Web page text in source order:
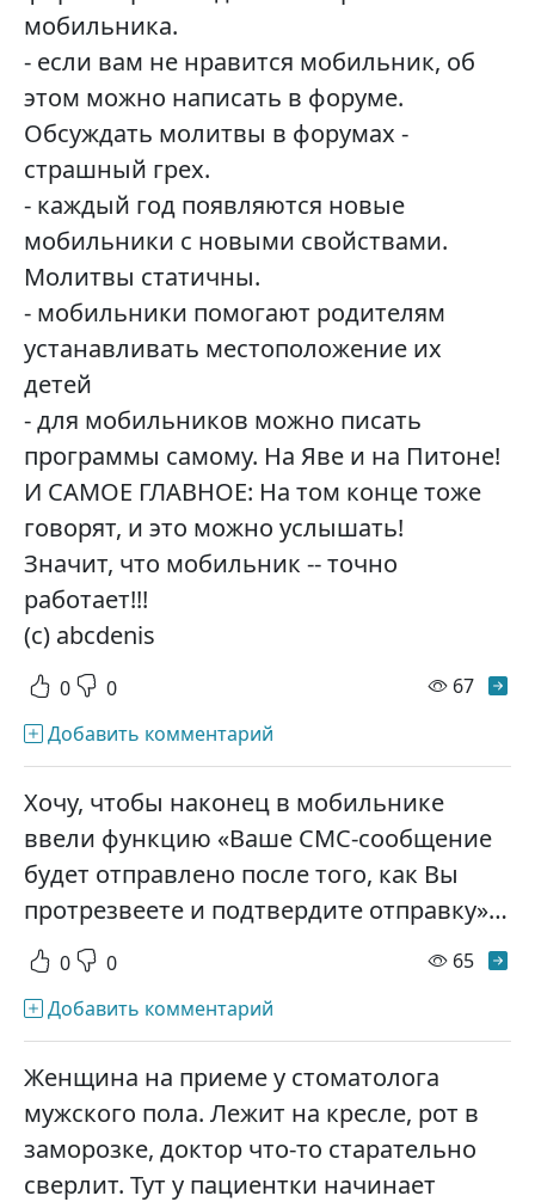
мобильника.
- если вам не нравится мобильник, об
этом можно написать в форуме.
Обсуждать молитвы в форумах -
страшный грех.
- каждый год появляются новые
мобильники с новыми свойствами.
Молитвы статичны.
- мобильники помогают родителям
устанавливать местоположение их
детей
- для мобильников можно писать
программы самому. На Яве и на Питоне!
И САМОЕ ГЛАВНОЕ: На том конце тоже
говорят, и это можно услышать!
Значит, что мобильник -- точно
работает!!!
(c) abcdenis
0 0 67
Добавить комментарий
Хочу, чтобы наконец в мобильнике
ввели функцию «Ваше СМС-сообщение
будет отправлено после того, как Вы
протрезвеете и подтвердите отправку»…
0 0 65
Добавить комментарий
Женщина на приеме у стоматолога
мужского пола. Лежит на кресле, рот в
заморозке, доктор что-то старательно
сверлит. Тут у пациентки начинает